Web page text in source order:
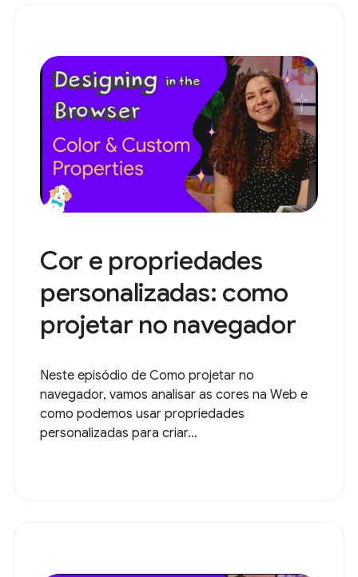
Cor e propriedades
personalizadas: como
projetar no navegador
Neste episódio de Como projetar no
navegador, vamos analisar as cores na Web e
como podemos usar propriedades
personalizadas para criar...